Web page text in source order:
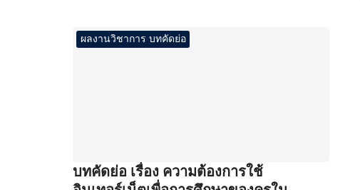
ผลงานวิชาการ บทคัดย่อ
บทคัดย่อ เรื่อง ความต้องการใช้